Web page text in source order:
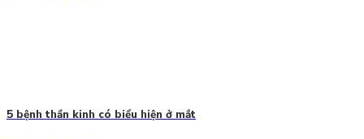
5 bệnh thần kinh có biểu hiện ở mắt